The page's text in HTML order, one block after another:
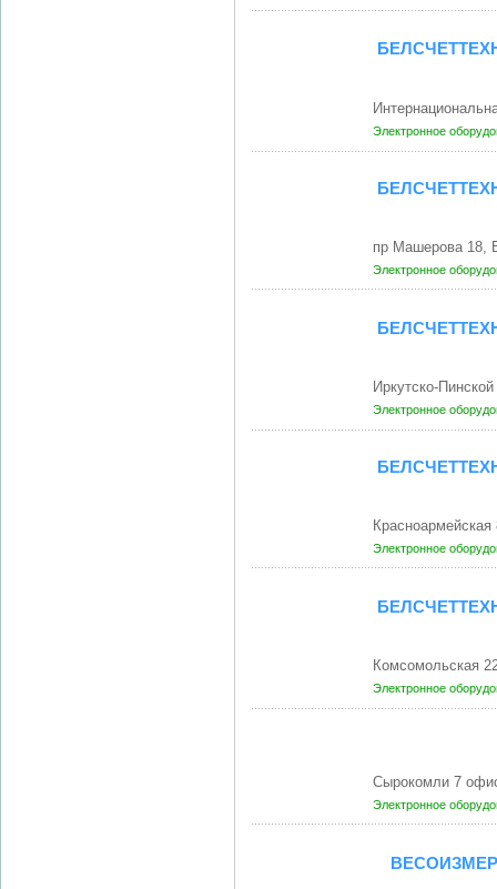
Электронное
пр Машерова 18,
Электронное
Иркутско-
Электронное
Электронное
Комсомольская
Электронное
Сырокомли 7
Электронное